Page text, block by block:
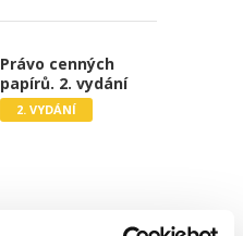
Právo cenných
papírů. 2. vydání
2. VYDÁNÍ